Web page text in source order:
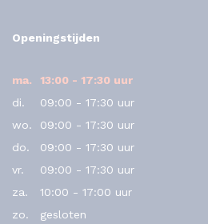
Openingstijden
ma.
13:00 - 17:30 uur
di.
09:00 - 17:30 uur
wo.
09:00 - 17:30 uur
do.
09:00 - 17:30 uur
vr.
09:00 - 17:30 uur
za.
10:00 - 17:00 uur
zo.
gesloten